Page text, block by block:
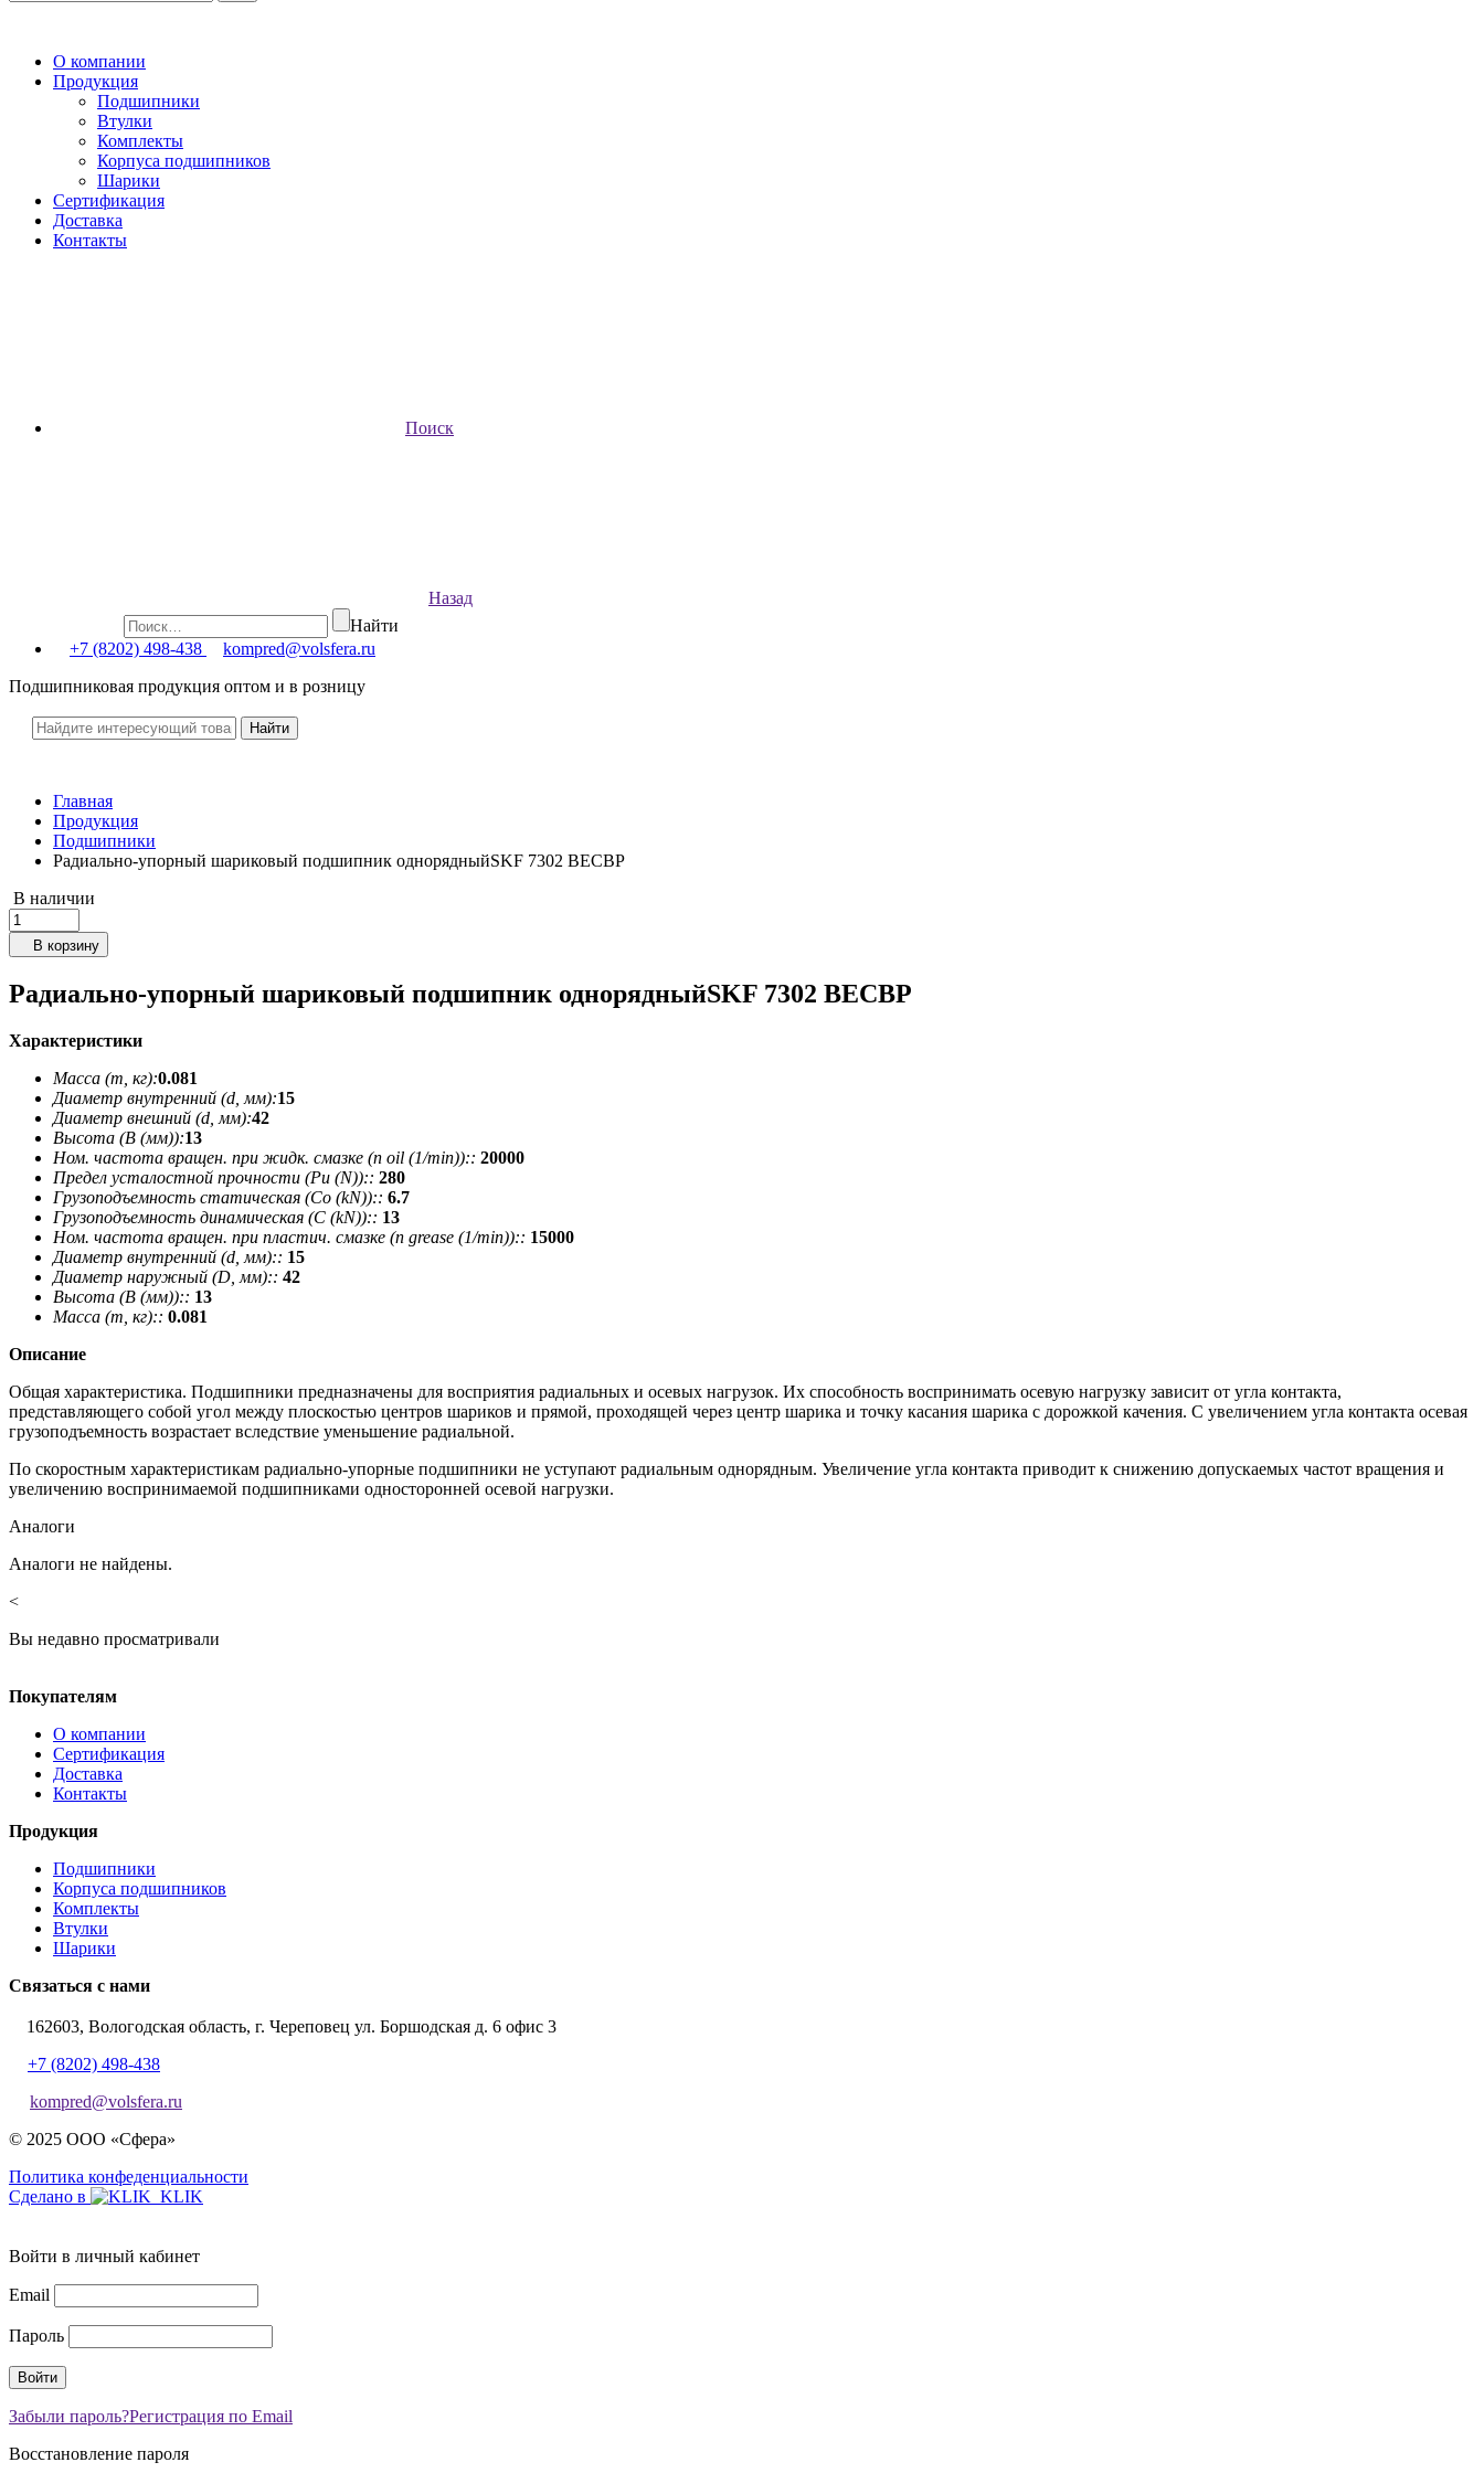
О компании
Продукция
Подшипники
Втулки
Комплекты
Корпуса подшипников
Шарики
Сертификация
Доставка
Контакты
Поиск
Назад
Найти
+7 (8202) 498-438
kompred@volsfera.ru
Подшипниковая продукция оптом и в розницу
Главная
Продукция
Подшипники
Радиально-упорный шариковый подшипник однорядныйSKF 7302 BECBP
В наличии
В корзину
Радиально-упорный шариковый подшипник однорядныйSKF 7302 BECBP
Характеристики
Масса (m, кг):0.081
Диаметр внутренний (d, мм):15
Диаметр внешний (d, мм):42
Высота (В (мм)):13
Ном. частота вращен. при жидк. смазке (n oil (1/min)):: 20000
Предел усталостной прочности (Pu (N)):: 280
Грузоподъемность статическая (Co (kN)):: 6.7
Грузоподъемность динамическая (C (kN)):: 13
Ном. частота вращен. при пластич. смазке (n grease (1/min)):: 15000
Диаметр внутренний (d, мм):: 15
Диаметр наружный (D, мм):: 42
Высота (В (мм)):: 13
Масса (m, кг):: 0.081
Описание
Общая характеристика. Подшипники предназначены для восприятия радиальных и осевых нагрузок. Их способность воспринимать осевую нагрузку зависит от угла контакта,
представляющего собой угол между плоскостью центров шариков и прямой, проходящей через центр шарика и точку касания шарика с дорожкой качения. С увеличением угла контакта осевая
грузоподъемность возрастает вследствие уменьшение радиальной.
По скоростным характеристикам радиально-упорные подшипники не уступают радиальным однорядным. Увеличение угла контакта приводит к снижению допускаемых частот вращения и
увеличению воспринимаемой подшипниками односторонней осевой нагрузки.
Аналоги
Аналоги не найдены.
<
Вы недавно просматривали
Покупателям
О компании
Сертификация
Доставка
Контакты
Продукция
Подшипники
Корпуса подшипников
Комплекты
Втулки
Шарики
Связаться с нами
162603, Вологодская область, г. Череповец ул. Боршодская д. 6 офис 3
+7 (8202) 498-438
kompred@volsfera.ru
© 2025 ООО «Сфера»
Политика конфеденциальности
Сделано в
Войти в личный кабинет
Email
Пароль
Забыли пароль?Регистрация по Email
Восстановление пароля